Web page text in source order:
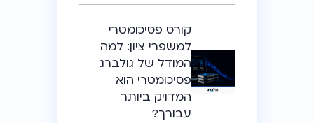
קורס פסיכומטרי
למשפרי ציון: למה
המודל של גולברג
פסיכומטרי הוא
המדויק ביותר
עבורך?